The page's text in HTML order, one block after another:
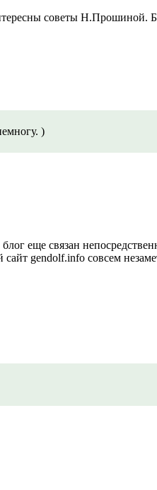
советы Н.Прошиной.
)
еще связан
gendolf.info совсем